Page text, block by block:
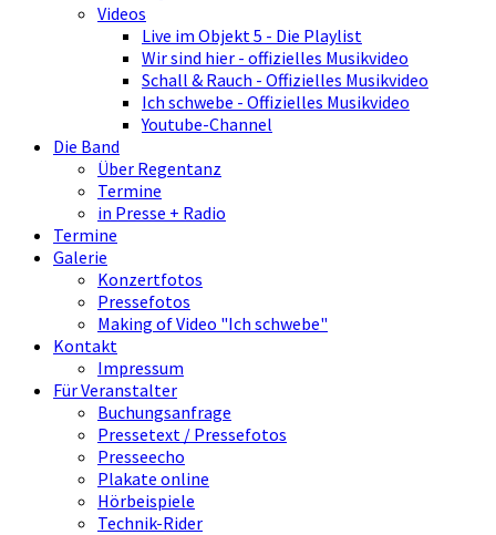
Videos
Live im Objekt 5 - Die Playlist
Wir sind hier - offizielles Musikvideo
Schall & Rauch - Offizielles Musikvideo
Ich schwebe - Offizielles Musikvideo
Youtube-Channel
Die Band
Über Regentanz
Termine
in Presse + Radio
Termine
Galerie
Konzertfotos
Pressefotos
Making of Video "Ich schwebe"
Kontakt
Impressum
Für Veranstalter
Buchungsanfrage
Pressetext / Pressefotos
Presseecho
Plakate online
Hörbeispiele
Technik-Rider